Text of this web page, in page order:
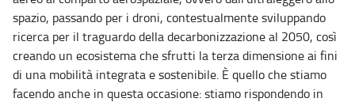
spazio, passando per i droni, contestualmente sviluppando
ricerca per il traguardo della decarbonizzazione al 2050, così
creando un ecosistema che sfrutti la terza dimensione ai fini
di una mobilità integrata e sostenibile. È quello che stiamo
facendo anche in questa occasione: stiamo rispondendo in